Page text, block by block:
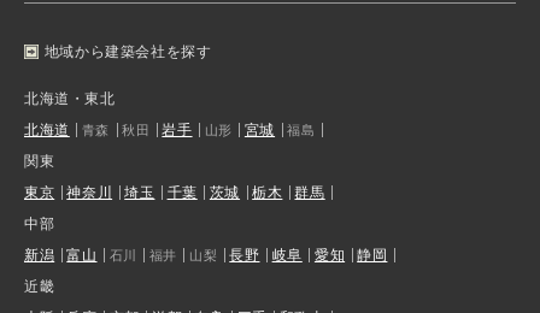
地域から建築会社を探す
北海道・東北
北海道
青森 秋田 岩手 山形 宮城 福島
関東
東京
神奈川 埼玉 千葉 茨城 栃木
群馬
中部
新潟
富山 石川 福井 山梨 長野 岐阜 愛知
静岡
近畿